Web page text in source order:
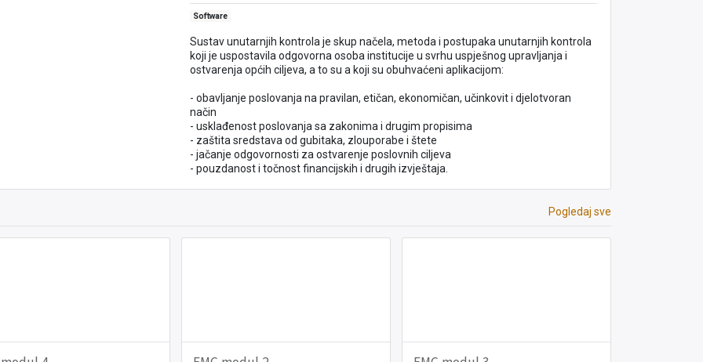
Software
Sustav unutarnjih kontrola je skup načela, metoda i postupaka unutarnjih kontrola
koji je uspostavila odgovorna osoba institucije u svrhu uspješnog upravljanja i
ostvarenja općih ciljeva, a to su a koji su obuhvaćeni aplikacijom:
- obavljanje poslovanja na pravilan, etičan, ekonomičan, učinkovit i djelotvoran
način
- usklađenost poslovanja sa zakonima i drugim propisima
- zaštita sredstava od gubitaka, zlouporabe i štete
- jačanje odgovornosti za ostvarenje poslovnih ciljeva
- pouzdanost i točnost financijskih i drugih izvještaja.
Pogledaj sve